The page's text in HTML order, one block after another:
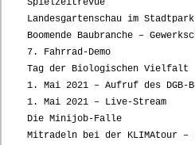
Spielzeitrevue
Landesgartenschau im Stadtpark
Boomende Baubranche –
7. Fahrrad-Demo
Tag der Biologischen Vielfalt
1. Mai 2021 – Aufruf des DGB-
1. Mai 2021 – Live-Stream
Die Minijob-Falle
Mitradeln bei der KLIMAtour